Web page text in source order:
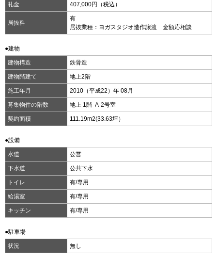
礼金 407,000円（税込）
居抜料
有
居抜業種：ヨガスタジオ造作譲渡 金額応相談
●建物
建物構造 鉄骨造
建物階建て 地上2階
施工年月 2010（平成22）年 08月
募集物件の階数 地上 1階 A-2号室
契約面積 111.19m2(33.63坪）
●設備
水道 公営
下水道 公共下水
トイレ 有/専用
給湯室 有/専用
キッチン 有/専用
●駐車場
状況 無し